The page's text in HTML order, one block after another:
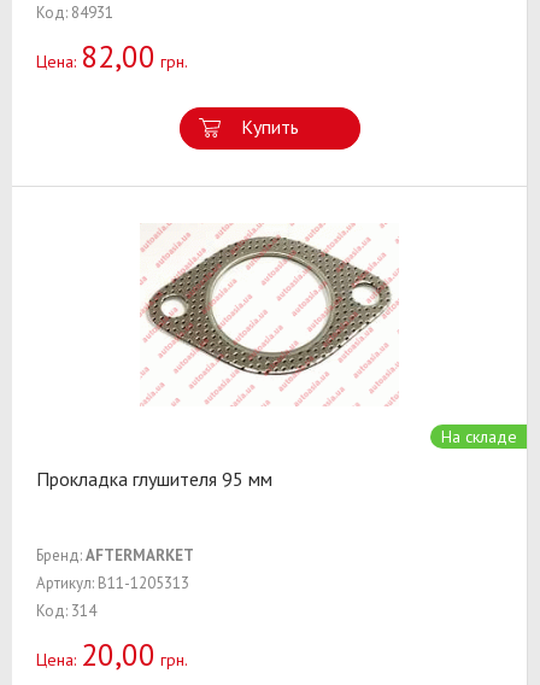
Код: 84931
Цена: 82,00 грн.
Купить
На складе
Прокладка глушителя 95 мм
Бренд:AFTERMARKET
Артикул: B11-1205313
Код: 314
Цена: 20,00 грн.